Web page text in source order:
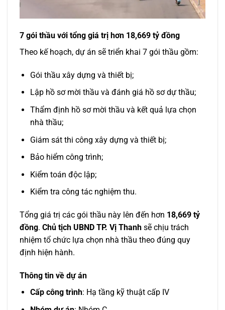
7 gói thầu với tổng giá trị hơn 18,669 tỷ đồng
Theo kế hoạch, dự án sẽ triển khai 7 gói thầu gồm:
Gói thầu xây dựng và thiết bị;
Lập hồ sơ mời thầu và đánh giá hồ sơ dự thầu;
Thẩm định hồ sơ mời thầu và kết quả lựa chọn
nhà thầu;
Giám sát thi công xây dựng và thiết bị;
Bảo hiểm công trình;
Kiểm toán độc lập;
Kiểm tra công tác nghiệm thu.
Tổng giá trị các gói thầu này lên đến hơn 18,669 tỷ
đồng. Chủ tịch UBND TP. Vị Thanh sẽ chịu trách
nhiệm tổ chức lựa chọn nhà thầu theo đúng quy
định hiện hành.
Thông tin về dự án
Cấp công trình: Hạ tầng kỹ thuật cấp IV